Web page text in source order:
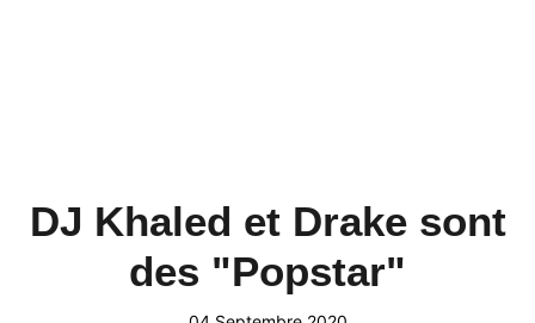
DJ Khaled et Drake sont
des "Popstar"